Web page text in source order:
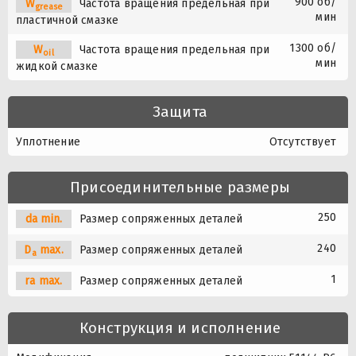
Wgrease
Частота вращения предельная при
пластичной смазке
мин
Woil
Частота вращения предельная при
жидкой смазке
1300 об/
мин
Защита
Уплотнение Отсутствует
Присоединительные размеры
da min. Размер сопряженных деталей 250
Damax. Размер сопряженных деталей 240
ra max. Размер сопряженных деталей 1
Конструкция и исполнение